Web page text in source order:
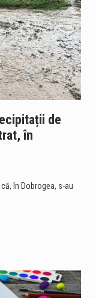
de
în
în Dobrogea, s-au